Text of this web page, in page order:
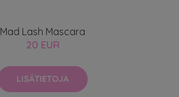
Mad Lash Mascara
20 EUR
LISÄTIETOJA